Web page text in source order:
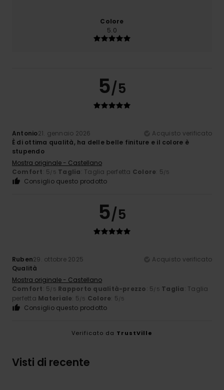
Colore
5.0
5/5
Antonio21. gennaio 2026
Acquisto verificato
È di ottima qualità, ha delle belle finiture e il colore è
stupendo
Mostra originale - Castellano
Comfort: 5/5 Taglia: Taglia perfetta Colore: 5/5
Consiglio questo prodotto
5/5
Ruben29. ottobre 2025
Acquisto verificato
Qualità
Mostra originale - Castellano
Comfort: 5/5 Rapporto qualità-prezzo: 5/5 Taglia: Taglia
perfetta Materiale: 5/5 Colore: 5/5
Consiglio questo prodotto
Verificato da TrustVille
Visti di recente